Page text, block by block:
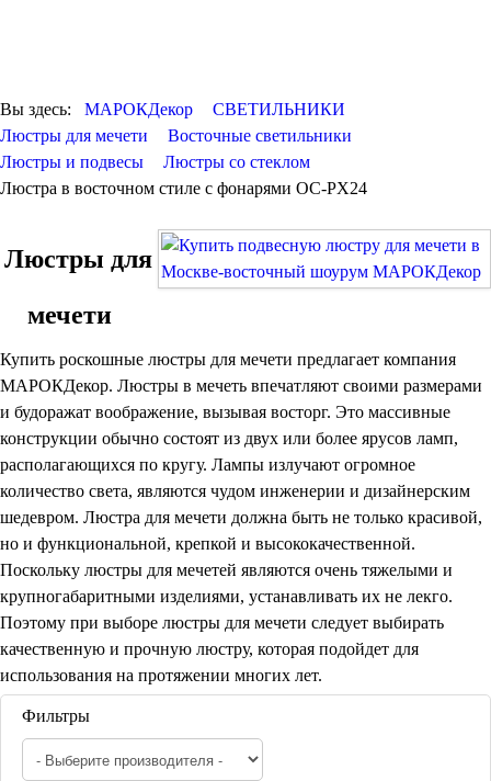
Люстры марокканские
Люстры со стеклом
Бра
Марокканские
Марокканские светильники
Бра из мозаики
Настольные лампы
Марокканские Мозаичные
ПОСУДА
Вы здесь: МАРОКДекор
СВЕТИЛЬНИКИ
Люстры для мечети
Восточные светильники
Люстры и подвесы
Люстры со стеклом
Люстра в восточном стиле с фонарями OC-PX24
Люстры для
мечети
Купить роскошные люстры для мечети предлагает компания
МАРОКДекор. Люстры в мечеть впечатляют своими размерами
и будоражат воображение, вызывая восторг. Это массивные
конструкции обычно состоят из двух или более ярусов ламп,
располагающихся по кругу. Лампы излучают огромное
количество света, являются чудом инженерии и дизайнерским
шедевром. Люстра для мечети должна быть не только красивой,
но и функциональной, крепкой и высококачественной.
Поскольку люстры для мечетей являются очень тяжелыми и
крупногабаритными изделиями, устанавливать их не лекго.
Поэтому при выборе люстры для мечети следует выбирать
качественную и прочную люстру, которая подойдет для
использования на протяжении многих лет.
Фильтры